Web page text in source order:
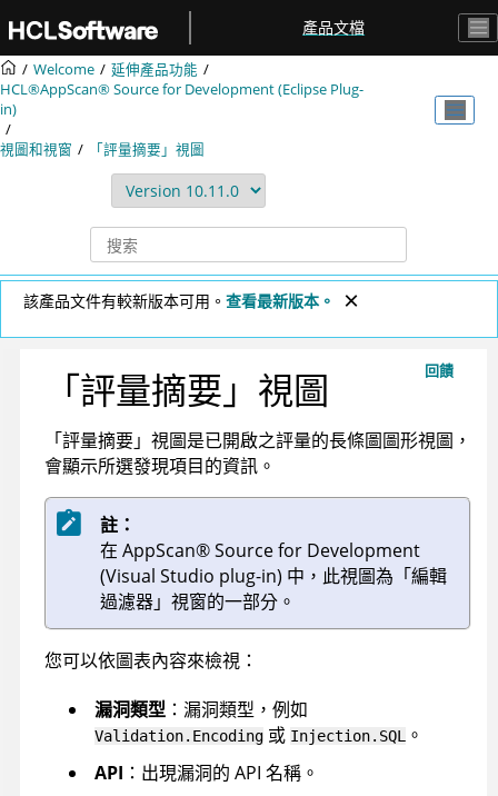
產品文檔
Welcome
延伸產品功能
HCL®AppScan® Source for Development (Eclipse Plug-
in)
視圖和視窗 「評量摘要」視圖
該產品文件有較新版本可用。 查看最新版本。
回饋
「評量摘要」視圖
「評量摘要」視圖是已開啟之評量的長條圖圖形視圖，
會顯示所選發現項目的資訊。
註：
在 AppScan®Source for Development
(Visual Studio plug-in) 中，此視圖為「編輯
過濾器」視窗的一部分。
您可以依圖表內容來檢視：
漏洞類型 ：漏洞類型，例如
Validation.Encoding 或 Injection.SQL
。
API ：出現漏洞的 API 名稱。